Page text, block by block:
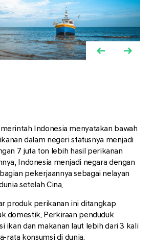
Indonesia menyatakan bawah
dalam negeri statusnya menjadi
7 juta ton lebih hasil perikanan
Indonesia menjadi negara dengan
pekerjaannya sebagai nelayan
setelah Cina.
produk perikanan ini ditangkap
domestik. Perkiraan penduduk
ikan dan makanan laut lebih dari 3 kali
rata konsumsi di dunia.